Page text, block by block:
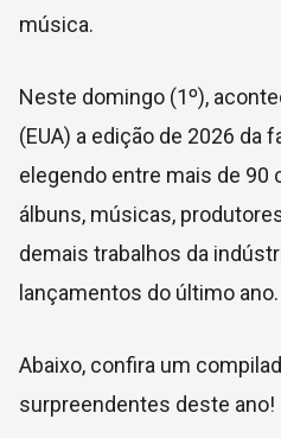
música.
Neste domingo (1º),
(EUA) a edição de 2026 da
elegendo entre mais de 90
álbuns, músicas,
demais trabalhos da
lançamentos do último ano.
Abaixo, confira um
surpreendentes deste ano!